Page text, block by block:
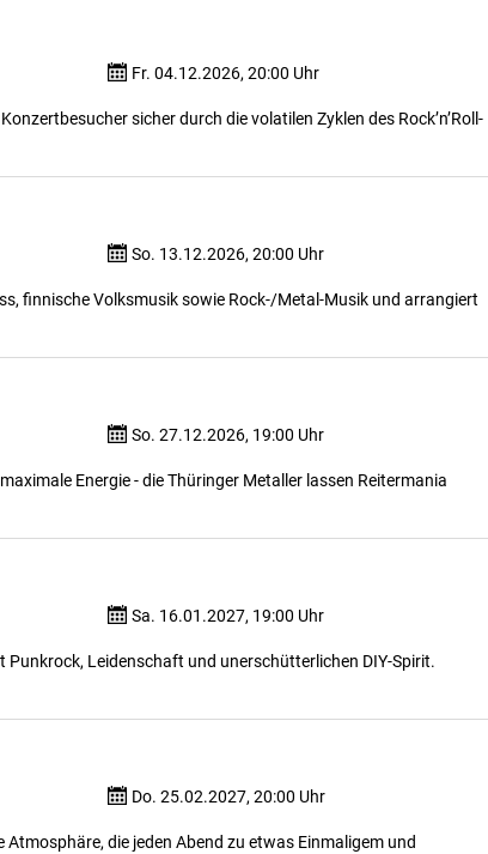
Fr. 04.12.2026, 20:00 Uhr
sicher durch die volatilen Zyklen des Rock’n’Roll-
So. 13.12.2026, 20:00 Uhr
finnische Volksmusik sowie Rock-/Metal-Musik und arrangiert
So. 27.12.2026, 19:00 Uhr
Energie - die Thüringer Metaller lassen Reitermania
Sa. 16.01.2027, 19:00 Uhr
Punkrock, Leidenschaft und unerschütterlichen DIY-Spirit.
Do. 25.02.2027, 20:00 Uhr
die jeden Abend zu etwas Einmaligem und